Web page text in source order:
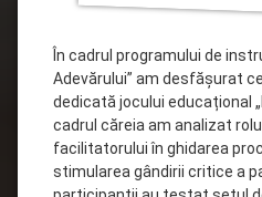
În cadrul programului de
Adevărului” am desfășurat
dedicată jocului educațional
cadrul căreia am analizat
facilitatorului în ghidarea
stimularea gândirii critice a